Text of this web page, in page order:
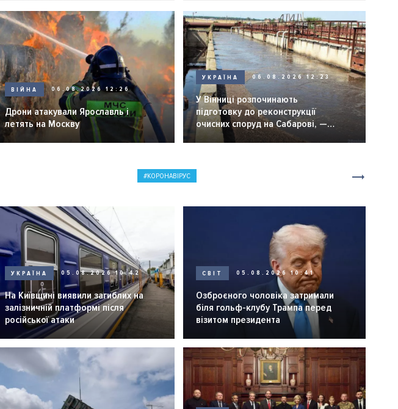
ВІЙНА 06.08.2026 12:26
Дрони атакували Ярославль і
летять на Москву
УКРАЇНА 06.08.2026 12:23
У Вінниці розпочинають
підготовку до реконструкції
очисних споруд на Сабарові, —
мер Вінниці.
КОРОНАВІРУС
УКРАЇНА 05.08.2026 10:42
На Київщині виявили загиблих на
залізничній платформі після
російської атаки
СВІТ 05.08.2026 10:41
Озброєного чоловіка затримали
біля гольф-клубу Трампа перед
візитом президента